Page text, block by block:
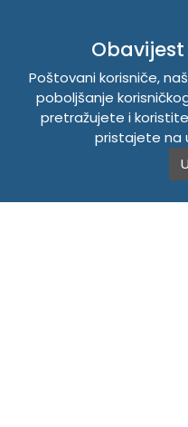
TEMPUS
Svetog Save bb, 75420
Poštovani korisniče,
poboljšanje
pretražujete i
pristajete na